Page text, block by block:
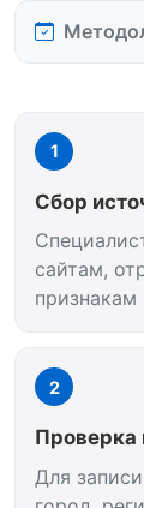
1
Сбор
сайтам,
признакам
2
Проверка
Для